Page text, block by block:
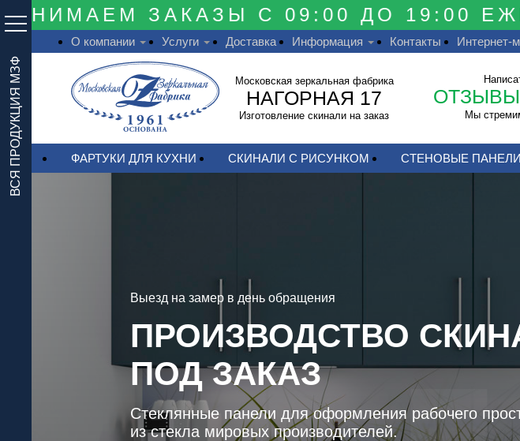
ВСЯ ПРОДУКЦИЯ МЗФ
ЗАКАЗЫ С 09:00 ДО 19:00
О компании Услуги Доставка Информация Контакты Интернет-
Московская зеркальная фабрика
НАГОРНАЯ 17
Изготовление скинали на заказ Мы
ФАРТУКИ ДЛЯ КУХНИ СКИНАЛИ С РИСУНКОМ СТЕНОВЫЕ ПАНЕЛИ
Выезд на замер в день обращения
ПРОИЗВОДСТВО
ПОД ЗАКАЗ
Стеклянные панели для оформления рабочего
из стекла мировых производителей.